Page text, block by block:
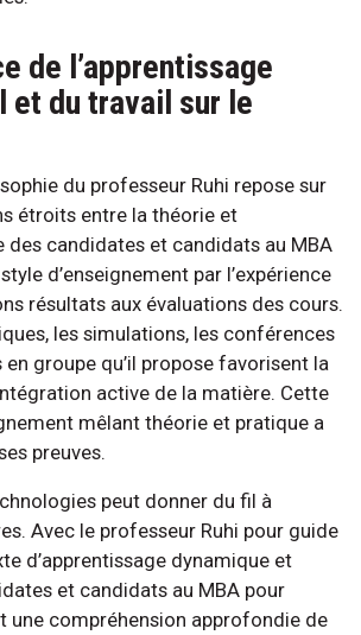
de l’apprentissage
et du travail sur le
du professeur Ruhi repose sur
étroits entre la théorie et
des candidates et candidats au MBA
d’enseignement par l’expérience
résultats aux évaluations des cours.
les simulations, les conférences
groupe qu’il propose favorisent la
active de la matière. Cette
mêlant théorie et pratique a
preuves.
peut donner du fil à
Avec le professeur Ruhi pour guide
d’apprentissage dynamique et
et candidats au MBA pour
une compréhension approfondie de